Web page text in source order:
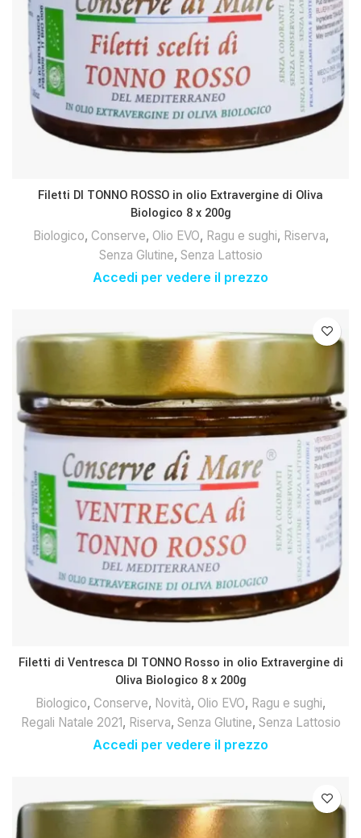
Filetti DI TONNO ROSSO in olio Extravergine di Oliva
Biologico 8 x 200g
Biologico, Conserve, Olio EVO, Ragu e sughi, Riserva,
Senza Glutine, Senza Lattosio
Accedi per vedere il prezzo
Filetti di Ventresca DI TONNO Rosso in olio Extravergine di
Oliva Biologico 8 x 200g
Biologico, Conserve, Novità, Olio EVO, Ragu e sughi,
Regali Natale 2021, Riserva, Senza Glutine, Senza Lattosio
Accedi per vedere il prezzo